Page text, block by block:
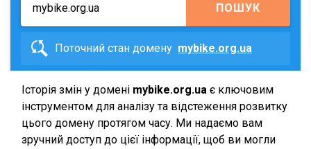
ПОШУК
Поточний стан домену mybike.org.ua
Історія змін у домені mybike.org.ua є ключовим
інструментом для аналізу та відстеження розвитку
цього домену протягом часу. Ми надаємо вам
зручний доступ до цієї інформації, щоб ви могли